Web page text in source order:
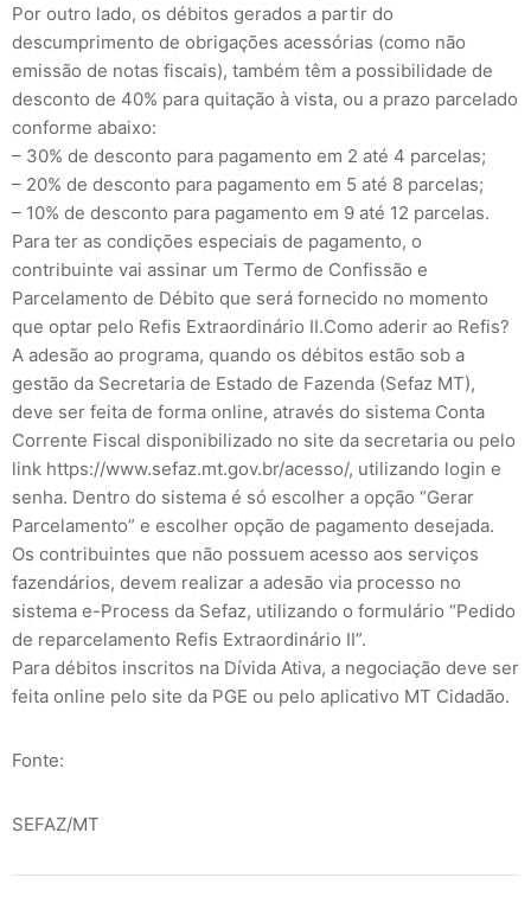
Por outro lado, os débitos gerados a partir do
descumprimento de obrigações acessórias (como não
emissão de notas fiscais), também têm a possibilidade de
desconto de 40% para quitação à vista, ou a prazo parcelado
conforme abaixo:
– 30% de desconto para pagamento em 2 até 4 parcelas;
– 20% de desconto para pagamento em 5 até 8 parcelas;
– 10% de desconto para pagamento em 9 até 12 parcelas.
Para ter as condições especiais de pagamento, o
contribuinte vai assinar um Termo de Confissão e
Parcelamento de Débito que será fornecido no momento
que optar pelo Refis Extraordinário II.Como aderir ao Refis?
A adesão ao programa, quando os débitos estão sob a
gestão da Secretaria de Estado de Fazenda (Sefaz MT),
deve ser feita de forma online, através do sistema Conta
Corrente Fiscal disponibilizado no site da secretaria ou pelo
link https://www.sefaz.mt.gov.br/acesso/, utilizando login e
senha. Dentro do sistema é só escolher a opção “Gerar
Parcelamento” e escolher opção de pagamento desejada.
Os contribuintes que não possuem acesso aos serviços
fazendários, devem realizar a adesão via processo no
sistema e-Process da Sefaz, utilizando o formulário “Pedido
de reparcelamento Refis Extraordinário II”.
Para débitos inscritos na Dívida Ativa, a negociação deve ser
feita online pelo site da PGE ou pelo aplicativo MT Cidadão.
Fonte:
SEFAZ/MT